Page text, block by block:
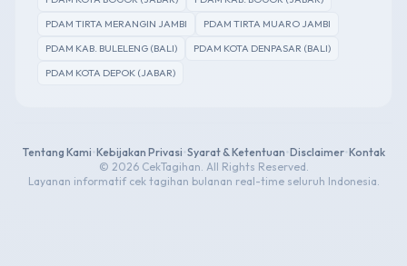
PDAM TIRTA MERANGIN JAMBI
PDAM TIRTA MUARO JAMBI
PDAM KAB. BULELENG (BALI)
PDAM KOTA DENPASAR (BALI)
PDAM KOTA DEPOK (JABAR)
Tentang Kami •Kebijakan Privasi •Syarat & Ketentuan •Disclaimer•Kontak
© 2026 CekTagihan. All Rights Reserved.
Layanan informatif cek tagihan bulanan real-time seluruh Indonesia.